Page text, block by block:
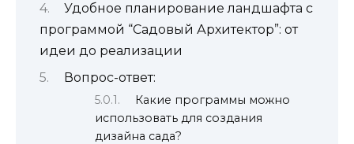
Удобное планирование ландшафта с
программой “Садовый Архитектор”: от
идеи до реализации
Вопрос-ответ:
Какие программы можно
использовать для создания
дизайна сада?